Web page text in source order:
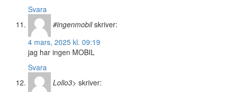
Svara
#ingenmobil skriver:
4 mars, 2025 kl. 09:19
jag har ingen MOBIL
Svara
Lollo3> skriver: